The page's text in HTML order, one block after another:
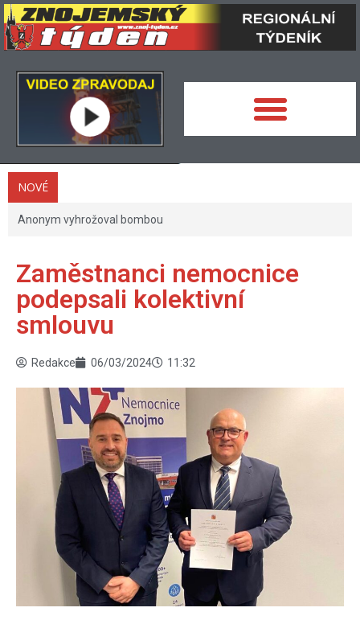
NOVÉ
Anonym vyhrožoval bombou
Zaměstnanci nemocnice
podepsali kolektivní
smlouvu
Redakce 06/03/2024 11:32